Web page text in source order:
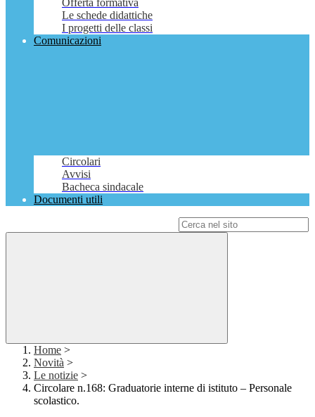
Offerta formativa
Le schede didattiche
I progetti delle classi
Comunicazioni
Circolari
Avvisi
Bacheca sindacale
Documenti utili
Home >
Novità >
Le notizie >
Circolare n.168: Graduatorie interne di istituto – Personale
scolastico.